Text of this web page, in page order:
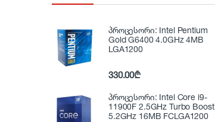
პროცესორი: Intel Pentium
Gold G6400 4.0GHz 4MB
LGA1200
330.00₾
პროცესორი: Intel Core i9-
11900F 2.5GHz Turbo Boost
5.2GHz 16MB FCLGA1200